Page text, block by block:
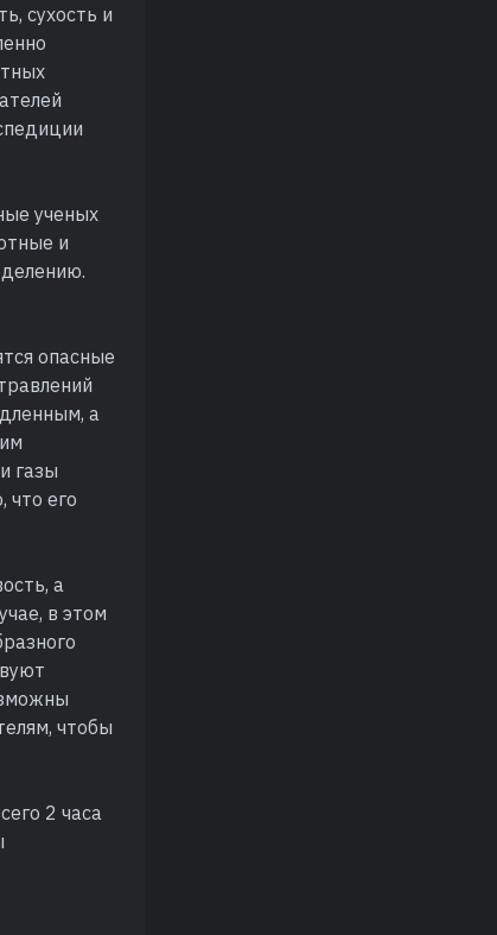
сухость и
ученых
и
опасные
а
газы
что его
а
в этом
чтобы
2 часа